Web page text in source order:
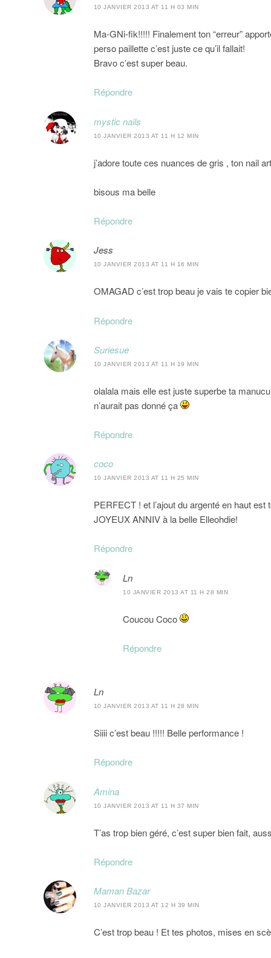
10 JANVIER 2013 AT 11 H 03 MIN
Ma-GNi-fik!!!!! Finalement ton “erreur”
perso paillette c’est juste ce qu’il fallait!
Bravo c’est super beau.
Répondre
mystic nails
10 JANVIER 2013 AT 11 H 12 MIN
j’adore toute ces nuances de gris , ton nail
bisous ma belle
Répondre
Jess
10 JANVIER 2013 AT 11 H 16 MIN
OMAGAD c’est trop beau je vais te copier
Répondre
Suriesue
10 JANVIER 2013 AT 11 H 19 MIN
olalala mais elle est juste superbe ta
n’aurait pas donné ça
Répondre
coco
10 JANVIER 2013 AT 11 H 25 MIN
PERFECT ! et l’ajout du argenté en haut
JOYEUX ANNIV à la belle Elleohdie!
Répondre
Ln
10 JANVIER 2013 AT 11 H 28 MIN
Coucou Coco
Répondre
Ln
10 JANVIER 2013 AT 11 H 28 MIN
Siiii c’est beau !!!!! Belle performance !
Répondre
Amina
10 JANVIER 2013 AT 11 H 37 MIN
T’as trop bien géré, c’est super bien fait,
Répondre
Maman Bazar
10 JANVIER 2013 AT 12 H 39 MIN
C’est trop beau ! Et tes photos, mises en